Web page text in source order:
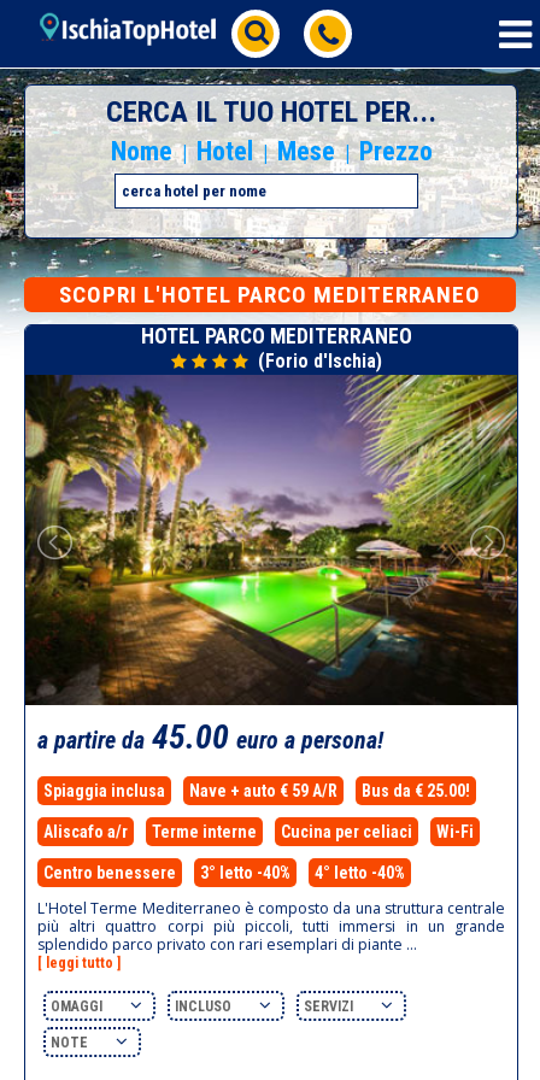
CERCA IL TUO HOTEL PER...
Nome | Hotel | Mese | Prezzo
SCOPRI L'HOTEL PARCO MEDITERRANEO
HOTEL PARCO MEDITERRANEO
(Forio d'Ischia)
a partire da 45.00 euro a persona!
Spiaggia inclusa Nave + auto € 59 A/R Bus da € 25.00!
Aliscafo a/r Terme interne Cucina per celiaci Wi-Fi
Centro benessere 3° letto -40% 4° letto -40%
L'Hotel Terme Mediterraneo è composto da una struttura centrale
più altri quattro corpi più piccoli, tutti immersi in un grande
splendido parco privato con rari esemplari di piante ...
[ leggi tutto ]
OMAGGI INCLUSO SERVIZI
NOTE